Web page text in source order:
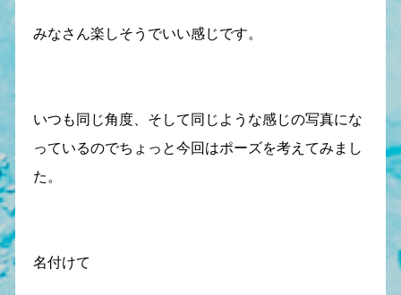
みなさん楽しそうでいい感じです。
いつも同じ角度、そして同じような感じの写真にな
っているのでちょっと今回はポーズを考えてみまし
た。
名付けて